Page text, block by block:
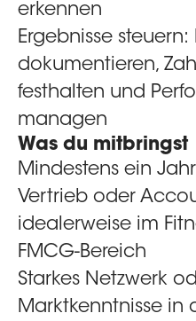
erkennen
Ergebnisse steuern:
dokumentieren,
festhalten und
managen
Was du mitbringst
Mindestens ein
Vertrieb oder
idealerweise im
FMCG-Bereich
Starkes Netzwerk
Marktkenntnisse in